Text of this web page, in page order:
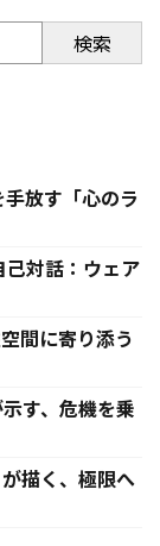
検索
放す「心のラ
対話：ウェア
間に寄り添う
す、危機を乗
描く、極限へ